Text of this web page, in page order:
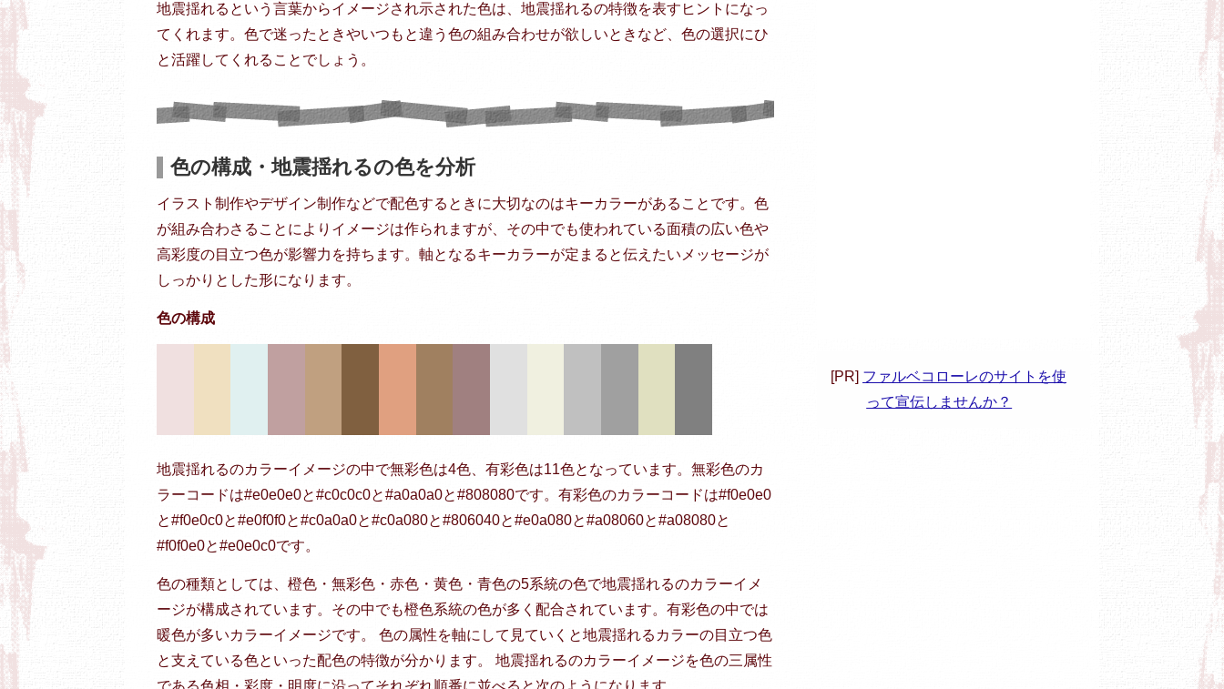
[PR] ファルベコローレのサイトを使
って宣伝しませんか？
地震揺れるという言葉からイメージされ示された色は、地震揺れるの特徴を表すヒントになっ
てくれます。色で迷ったときやいつもと違う色の組み合わせが欲しいときなど、色の選択にひ
と活躍してくれることでしょう。
色の構成・地震揺れるの色を分析
イラスト制作やデザイン制作などで配色するときに大切なのはキーカラーがあることです。色
が組み合わさることによりイメージは作られますが、その中でも使われている面積の広い色や
高彩度の目立つ色が影響力を持ちます。軸となるキーカラーが定まると伝えたいメッセージが
しっかりとした形になります。
色の構成
地震揺れるのカラーイメージの中で無彩色は4色、有彩色は11色となっています。無彩色のカ
ラーコードは#e0e0e0と#c0c0c0と#a0a0a0と#808080です。有彩色のカラーコードは#f0e0e0
と#f0e0c0と#e0f0f0と#c0a0a0と#c0a080と#806040と#e0a080と#a08060と#a08080と
#f0f0e0と#e0e0c0です。
色の種類としては、橙色・無彩色・赤色・黄色・青色の5系統の色で地震揺れるのカラーイメ
ージが構成されています。その中でも橙色系統の色が多く配合されています。有彩色の中では
暖色が多いカラーイメージです。 色の属性を軸にして見ていくと地震揺れるカラーの目立つ色
と支えている色といった配色の特徴が分かります。 地震揺れるのカラーイメージを色の三属性
である色相・彩度・明度に沿ってそれぞれ順番に並べると次のようになります。